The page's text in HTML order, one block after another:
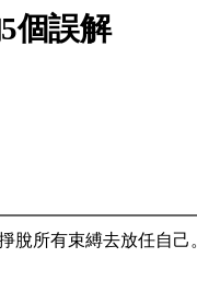
個誤解
脫所有束縛去放任自己